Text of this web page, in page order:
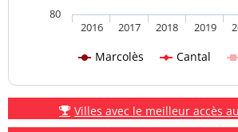
Marcolès Cantal
2016 2017 2018 2019
80
Villes avec le meilleur accès